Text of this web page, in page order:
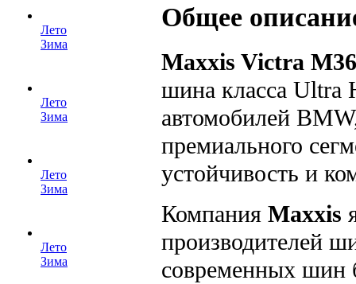
Лето
Зима
Лето
Зима
Лето
Зима
Лето
Зима
Общее
Maxxis Victra
шина класса Ultra
автомобилей
премиального
устойчивость и
Компания Maxxis
производителей
современных шин